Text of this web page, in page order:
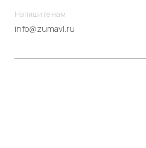
Напишите нам
info@zumavl.ru